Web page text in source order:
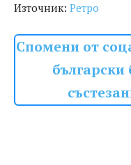
Източник: Ретро
Спомени от
български